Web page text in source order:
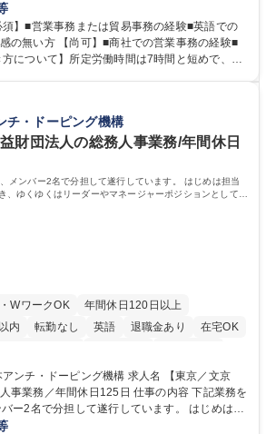
トポジションとして、受発注から海外工場との
事業の根幹を支えていただきます。 ■受発注
場とのスケジュール調整 ■在庫管理 ■輸入書類
通関業者を通して行う輸出入業全般 ■倉庫との
め、商品に関わる全ての業務をサポート頂きま
】■営業事務または貿易事務の経験■英語での
の無い方 【尚可】■商社での営業事務の経験■
、外食産業を中心としたお客様の多様なニー
生産・輸入・販売を一貫して手掛けています。
な連携によるワンストップサービスが最大の強
学歴：大学院 大学 語学力：英語 資格：
チ・ドーピング機構
財団法人の総務人事業務/年間休日
メンバー2名で分担して遂行しています。 はじめは担当
、ゆくゆくはリーダーやマネージャーポジションとして活
す。
WワークOK
年間休日120日以上
内
転勤なし 英語 退職金あり
在宅OK
ピング機構 求人名 【東京／文京
間休日125日 仕事の内容 下記業務を
ー2名で分担して遂行しています。 はじめは担
ただき、ゆくゆくはリーダーやマネージャーポ